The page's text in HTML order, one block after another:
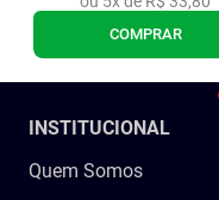
COMPRAR
INSTITUCIONAL
Quem Somos